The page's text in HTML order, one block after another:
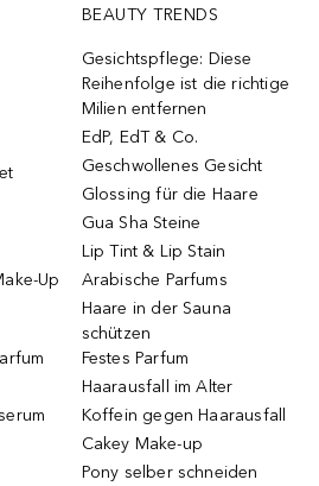
Up
BEAUTY TRENDS
Gesichtspflege: Diese
Reihenfolge ist die richtige
Milien entfernen
EdP, EdT & Co.
Geschwollenes Gesicht
Glossing für die Haare
Gua Sha Steine
Lip Tint & Lip Stain
Arabische Parfums
Haare in der Sauna
schützen
Festes Parfum
Haarausfall im Alter
Koffein gegen Haarausfall
Cakey Make-up
Pony selber schneiden